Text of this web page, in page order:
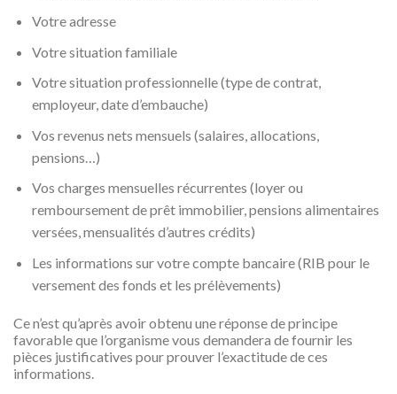
Votre adresse
Votre situation familiale
Votre situation professionnelle (type de contrat,
employeur, date d’embauche)
Vos revenus nets mensuels (salaires, allocations,
pensions…)
Vos charges mensuelles récurrentes (loyer ou
remboursement de prêt immobilier, pensions alimentaires
versées, mensualités d’autres crédits)
Les informations sur votre compte bancaire (RIB pour le
versement des fonds et les prélèvements)
Ce n’est qu’après avoir obtenu une réponse de principe
favorable que l’organisme vous demandera de fournir les
pièces justificatives pour prouver l’exactitude de ces
informations.